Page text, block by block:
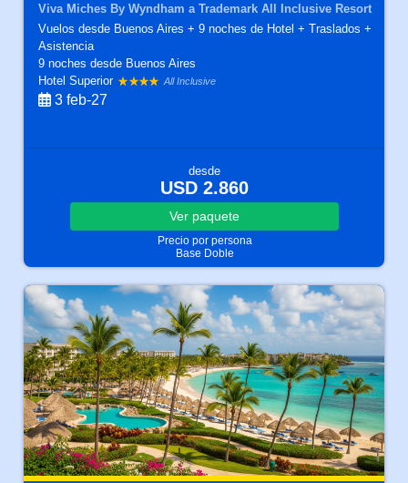
Viva Miches By Wyndham a Trademark All Inclusive Resort
Vuelos desde Buenos Aires + 9 noches de Hotel + Traslados +
Asistencia
9 nochesdesde Buenos Aires
Hotel Superior
All Inclusive
3 feb-27
desde
USD 2.860
Ver paquete
Precio por persona
Base Doble